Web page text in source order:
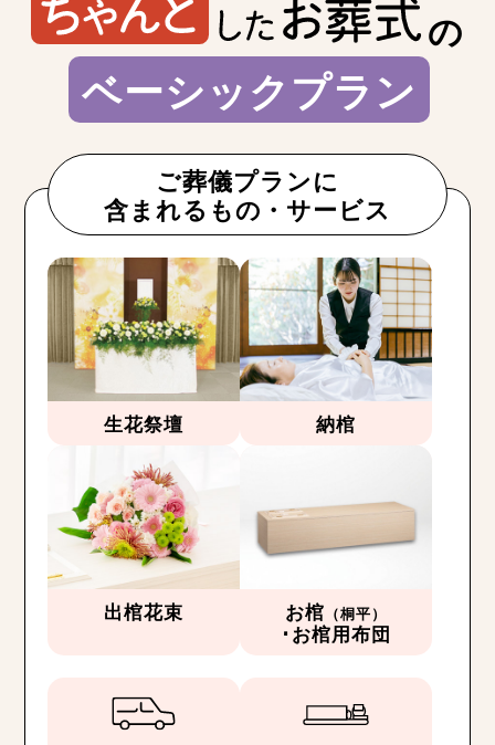
の
ベーシックプラン
ご葬儀プランに
含まれるもの・サービス
生花祭壇 納棺
出棺花束 お棺 （桐平）
･お棺用布団